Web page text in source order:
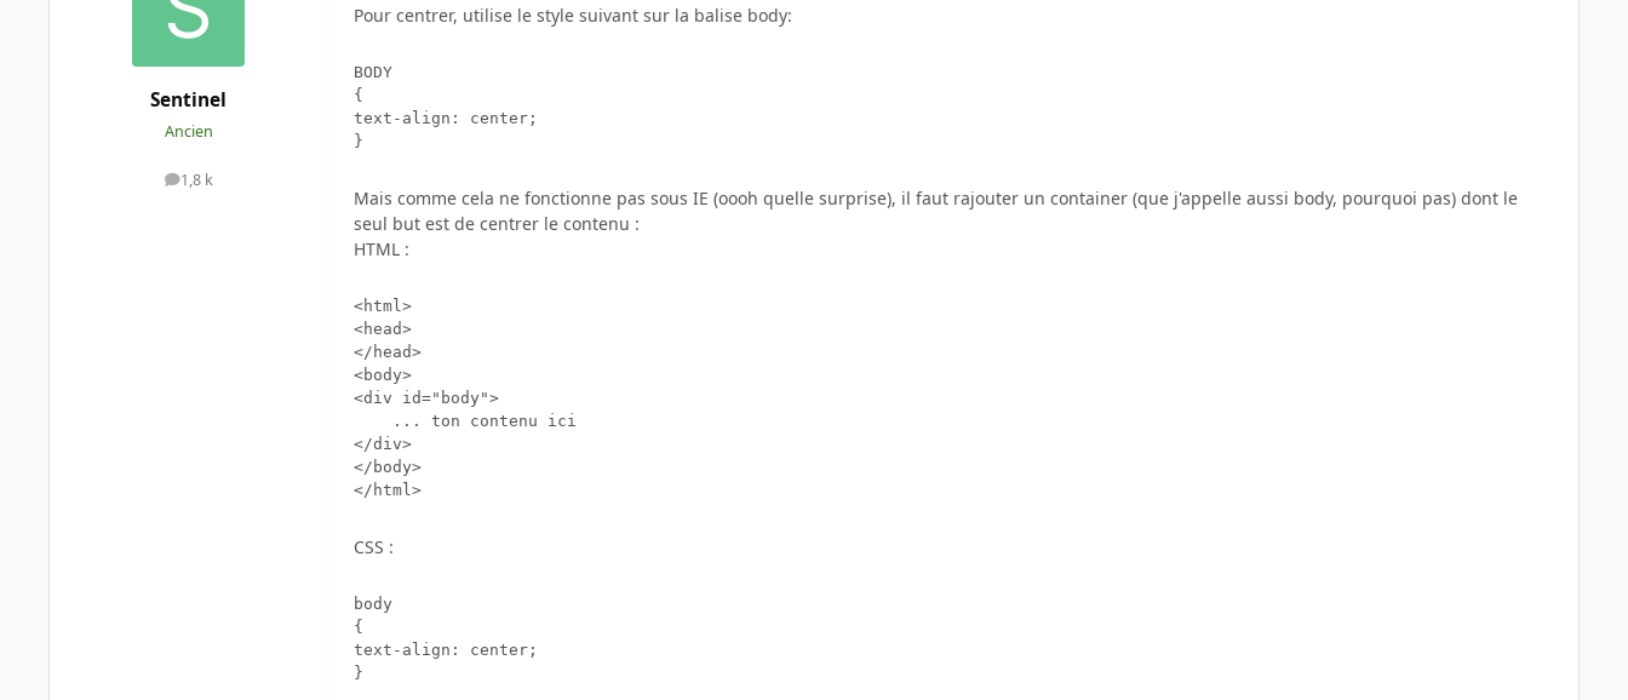
Sentinel
Ancien
1,8 k
messages
Pour centrer, utilise le style suivant sur la balise body:
BODY
{
text-align:	center;
Mais comme cela ne fonctionne pas sous IE (oooh quelle surprise), il faut rajouter un container (que j'appelle aussi body, pourquoi pas) dont le
seul but est de centrer le contenu :
HTML :
<html>
<head>
</head>
<body>
<div id="body">
</div>
</body>
CSS :
body
{
text-align:	center;
}